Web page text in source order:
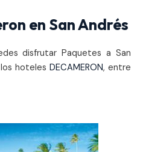
en San Andrés
disfrutar Paquetes a San
los hotelesDECAMERON, entre